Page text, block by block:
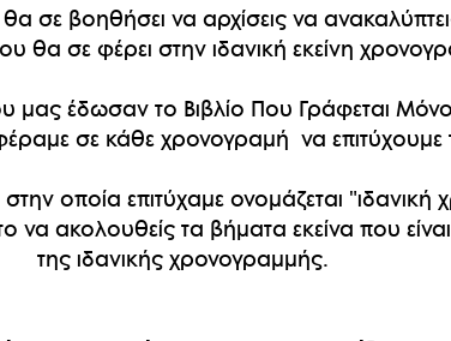
σε βοηθήσει να αρχίσεις να
θα σε φέρει στην ιδανική εκείνη
μας έδωσαν το Βιβλίο Που Γράφεται
σε κάθε χρονογραμή να
οποία επιτύχαμε ονομάζεται
ακολουθείς τα βήματα εκείνα που
της ιδανικής χρονογραμμής.